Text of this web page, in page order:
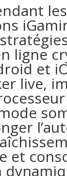
ligne
et
live,
et